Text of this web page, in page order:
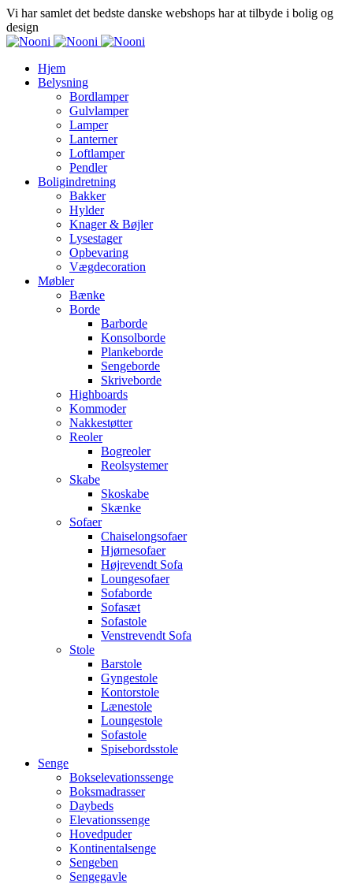
Vi har samlet det bedste danske webshops har at tilbyde i bolig og
design
Hjem
Belysning
Bordlamper
Gulvlamper
Lamper
Lanterner
Loftlamper
Pendler
Boligindretning
Bakker
Hylder
Knager & Bøjler
Lysestager
Opbevaring
Vægdecoration
Møbler
Bænke
Borde
Barborde
Konsolborde
Plankeborde
Sengeborde
Skriveborde
Highboards
Kommoder
Nakkestøtter
Reoler
Bogreoler
Reolsystemer
Skabe
Skoskabe
Skænke
Sofaer
Chaiselongsofaer
Hjørnesofaer
Højrevendt Sofa
Loungesofaer
Sofaborde
Sofasæt
Sofastole
Venstrevendt Sofa
Stole
Barstole
Gyngestole
Kontorstole
Lænestole
Loungestole
Sofastole
Spisebordsstole
Senge
Bokselevationssenge
Boksmadrasser
Daybeds
Elevationssenge
Hovedpuder
Kontinentalsenge
Sengeben
Sengegavle